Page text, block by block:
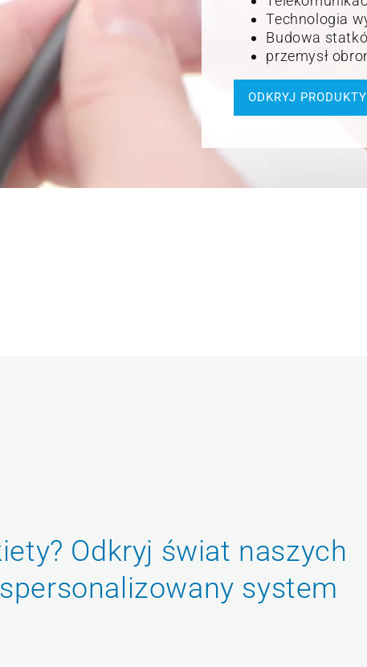
Technologia
Budowa
przemysł
ODKRYJ PRODUKTY
Odkryj świat naszych
system